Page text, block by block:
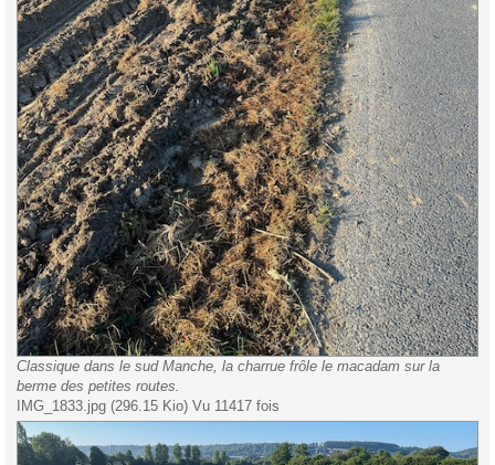
Classique dans le sud Manche, la charrue frôle le macadam sur la
berme des petites routes.
IMG_1833.jpg (296.15 Kio) Vu 11417 fois